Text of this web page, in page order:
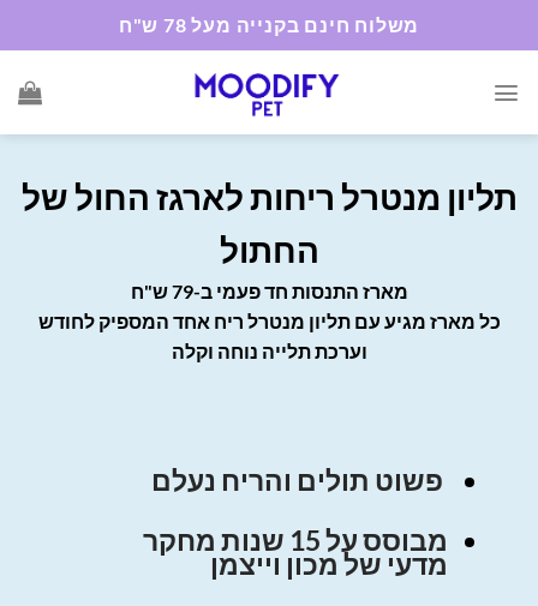
משלוח חינם בקנייה מעל 78 ש"ח
תליון מנטרל ריחות לארגז החול של
החתול
מארז התנסות חד פעמי ב-79 ש"ח
כל מארז מגיע עם תליון מנטרל ריח אחד המספיק לחודש
וערכת תלייה נוחה וקלה
פשוט תולים והריח נעלם
מבוסס על 15 שנות מחקר
מדעי של מכון וייצמן